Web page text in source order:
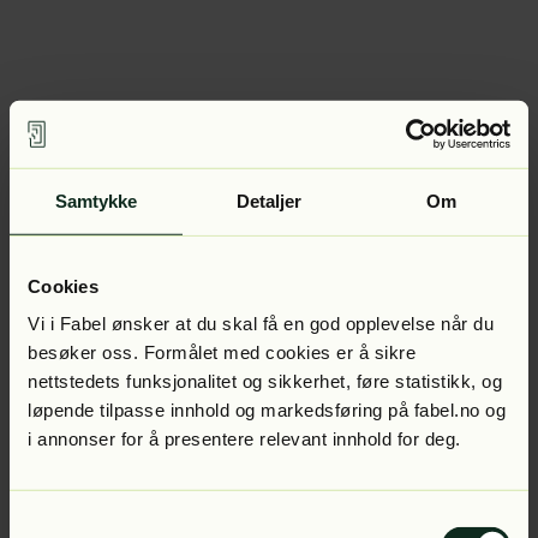
Samtykke Detaljer Om
Cookies
Vi i Fabel ønsker at du skal få en god opplevelse når du
besøker oss. Formålet med cookies er å sikre
nettstedets funksjonalitet og sikkerhet, føre statistikk, og
løpende tilpasse innhold og markedsføring på fabel.no og
i annonser for å presentere relevant innhold for deg.